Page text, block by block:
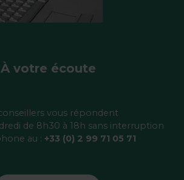
À votre écoute
vous répondent
de 8h30 à 18h sans interruption
au : +33 (0) 2 99 71 05 71